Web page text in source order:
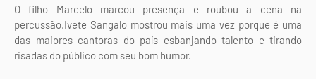
O filho Marcelo marcou presença e roubou a cena na
percussão.Ivete Sangalo mostrou mais uma vez porque é uma
das maiores cantoras do país esbanjando talento e tirando
risadas do público com seu bom humor.